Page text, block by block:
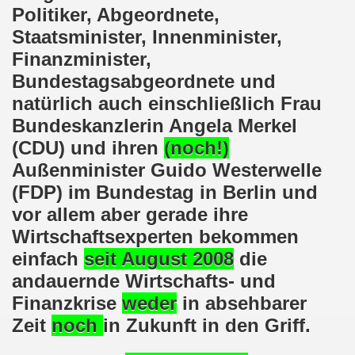
Politiker, Abgeordnete,
Staatsminister, Innenminister,
Finanzminister,
Bundestagsabgeordnete und
natürlich auch einschließlich Frau
Bundeskanzlerin Angela Merkel
(CDU) und ihren (noch!)
Außenminister Guido Westerwelle
(FDP) im Bundestag in Berlin und
vor allem aber gerade ihre
Wirtschaftsexperten bekommen
einfach seit August 2008 die
andauernde Wirtschafts- und
Finanzkrise weder in absehbarer
Zeit noch in Zukunft in den Griff.
im neuen Jahr 2023 am 23.01.2023 mit
Bewegung am 21.11.2022: Sofortiger Stopp des
Montagsdemo-Bewegung am 14.11.2022 auf dem
Protest gegen die Preissteigerungen und für
am 10.10.2022: "Jin - Jiyan - Azadi -
Herbstdemonstration gegen die Politik der
ruft auf am 10.10.2022 zur Solidarität mit den
erst recht am 01.10.2022 nach Berlin zur
lädt am 12.09.2022 ein: Entlastungs-Paket
wir den III. Weltkrieg! Kommt zum Antikriegstag